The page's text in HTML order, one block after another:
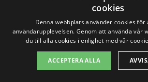
städer nära
Östhammar
Att renovera kök i
cookies
Denna webbplats använder cookies
användarupplevelsen. Genom att använda vår
du till alla cookies i enlighet med vår
ACCEPTERA ALLA